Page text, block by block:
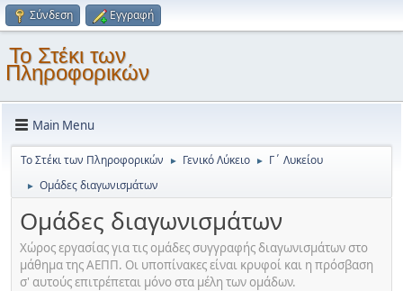
Σύνδεση Εγγραφή
Το Στέκι των
Πληροφορικών
Main Menu
Το Στέκι των Πληροφορικών ► Γενικό Λύκειο ► Γ΄ Λυκείου
► Ομάδες διαγωνισμάτων
Ομάδες διαγωνισμάτων
Χώρος εργασίας για τις ομάδες συγγραφής διαγωνισμάτων στο
μάθημα της ΑΕΠΠ. Οι υποπίνακες είναι κρυφοί και η πρόσβαση
σ' αυτούς επιτρέπεται μόνο στα μέλη των ομάδων.